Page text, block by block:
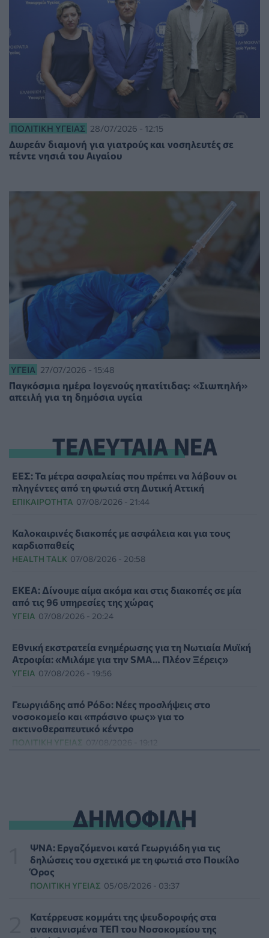
ΠΟΛΙΤΙΚΉ ΥΓΕΊΑΣ 28/07/2026 - 12:15
Δωρεάν διαμονή για γιατρούς και νοσηλευτές σε
πέντε νησιά του Αιγαίου
ΥΓΕΊΑ 27/07/2026 - 15:48
Παγκόσμια ημέρα Ιογενούς ηπατίτιδας: «Σιωπηλή»
απειλή για τη δημόσια υγεία
ΤΕΛΕΥΤΑΙΑ ΝΕΑ
ΕΕΣ: Τα μέτρα ασφαλείας που πρέπει να λάβουν οι
πληγέντες από τη φωτιά στη Δυτική Αττική
ΕΠΙΚΑΙΡΌΤΗΤΑ 07/08/2026 - 21:44
Καλοκαιρινές διακοπές με ασφάλεια και για τους
καρδιοπαθείς
HEALTH TALK 07/08/2026 - 20:58
ΕΚΕΑ: Δίνουμε αίμα ακόμα και στις διακοπές σε μία
από τις 96 υπηρεσίες της χώρας
ΥΓΕΊΑ 07/08/2026 - 20:24
Εθνική εκστρατεία ενημέρωσης για τη Νωτιαία Μυϊκή
Ατροφία: «Μιλάμε για την SMA… Πλέον Ξέρεις»
ΥΓΕΊΑ 07/08/2026 - 19:56
Γεωργιάδης από Ρόδο: Νέες προσλήψεις στο
νοσοκομείο και «πράσινο φως» για το
ακτινοθεραπευτικό κέντρο
ΠΟΛΙΤΙΚΉ ΥΓΕΊΑΣ 07/08/2026 - 19:12
Τι μπορεί να μας διδάξει η νέα ταινία του Spider-Man
για την απώλεια και το πένθος
ΨΥΧΙΚΉ ΥΓΕΊΑ 07/08/2026 - 18:11
Επιπλέον πόροι 12,5 εκατ. ευρώ στις Περιφέρειες για
ΕΠΙΚΑΙΡΌΤΗΤΑ 07/08/2026 - 17:42
ΔΗΜΟΦΙΛΗ
ΨΝΑ: Εργαζόμενοι κατά Γεωργιάδη για τις
δηλώσεις του σχετικά με τη φωτιά στο Ποικίλο
Όρος
ΠΟΛΙΤΙΚΉ ΥΓΕΊΑΣ 05/08/2026 - 03:37
Κατέρρευσε κομμάτι της ψευδοροφής στα
ανακαινισμένα ΤΕΠ του Νοσοκομείου της